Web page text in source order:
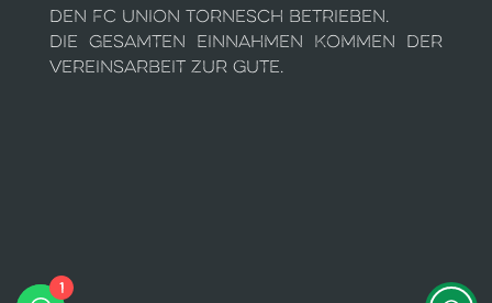
den FC Union Tornesch betrieben.
Die gesamten Einnahmen kommen der
Vereinsarbeit zur Gute.
1